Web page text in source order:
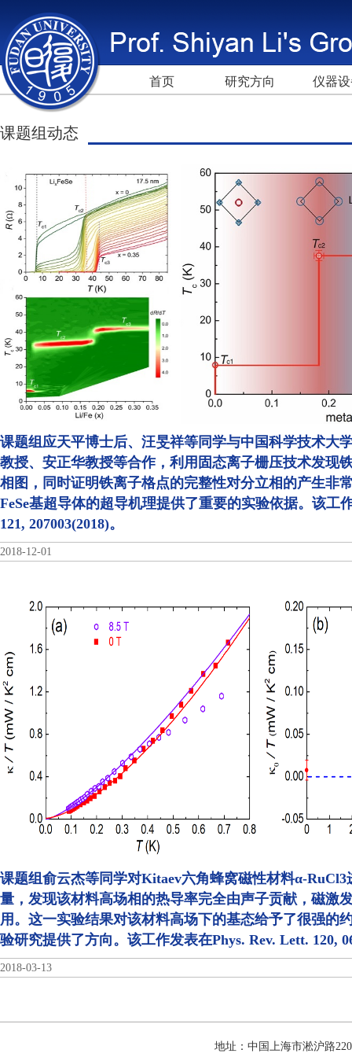
首页 研究方向 仪器
课题组动态
课题组应天平博士后、汪旻祥等同学与中国科学技术大
教授、安正华教授等合作，利用固态离子栅压技术发现
相图，同时证明铁离子格点的完整性对分立相的产生非
FeSe基超导体的超导机理提供了重要的实验依据。该工
121, 207003(2018)。
2018-12-01
课题组俞云杰等同学对Kitaev六角蜂窝磁性材料α-
量，发现该材料高场相的热导率完全由声子贡献，磁激
用。这一实验结果对该材料高场下的基态给予了很强的
验研究提供了方向。该工作发表在Phys. Rev. Lett. 120,
2018-03-13
地址：中国上海市淞沪路